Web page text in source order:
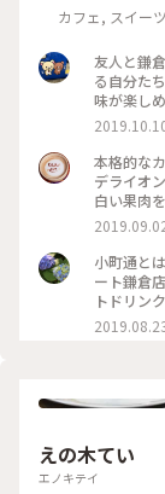
カフェ, スイー
友人と鎌
る自分た
本格的な
デライオ
白い果肉
の間にレ
だか合っ
になると
交う人達
した。 #チョコレート#わたしの街#ダンデライオン#カカオ#鎌
小町通と
ート鎌倉店に
トドリン
ーを。 美
#鎌倉 #ダ
えの木てい
エノキテイ